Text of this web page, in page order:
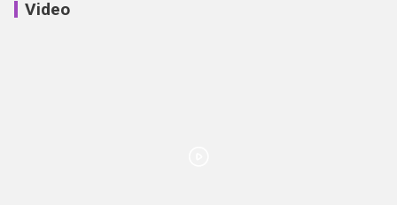
Video